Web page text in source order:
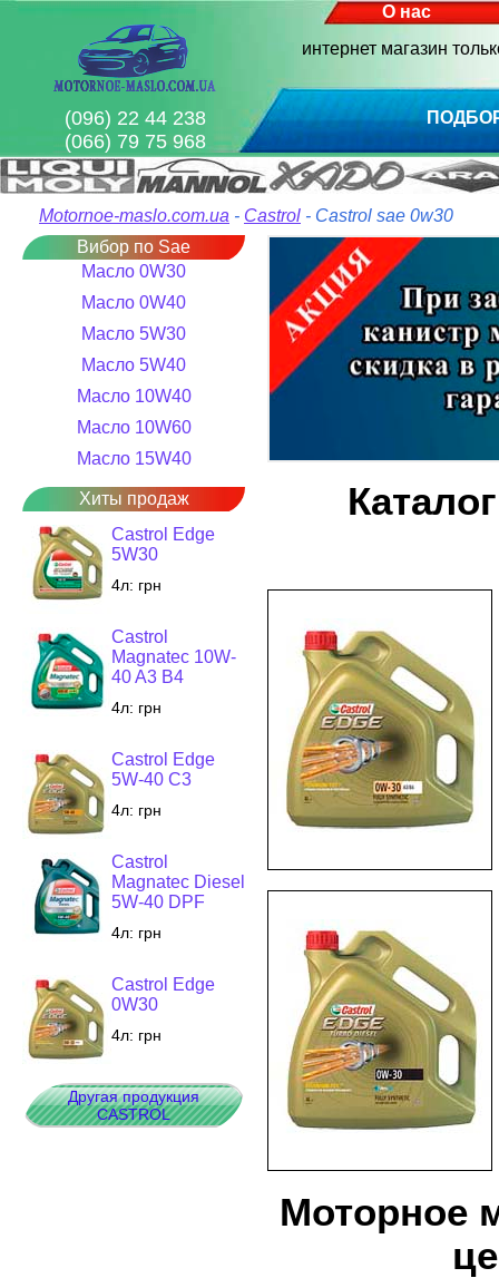
О нас
интернет магазин
(096) 22 44 238
(066) 79 75 968
Motornoe-maslo.com.ua - Castrol - Castrol sae 0w30
Вибор по Sae
Масло 0W30
Масло 0W40
Масло 5W30
Масло 5W40
Масло 10W40
Масло 10W60
Масло 15W40
Хиты продаж
Castrol Edge
5W30
4л: грн
Castrol
Magnatec 10W-
40 A3 B4
4л: грн
Castrol Edge
5W-40 C3
4л: грн
Castrol
Magnatec Diesel
5W-40 DPF
4л: грн
Castrol Edge
0W30
4л: грн
Другая продукция
CASTROL
Моторное